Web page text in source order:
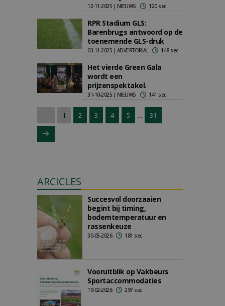
12-11-2025 | NIEUWS 120 sec
RPR Stadium GLS:
Barenbrugs antwoord op de
toenemende GLS-druk
03-11-2025 | ADVERTORIAL 148 sec
Het vierde Green Gala
wordt een
prijzenspektakel.
31-10-2025 | NIEUWS 141 sec
1 2 3 4 5 ... 31
ARCICLES
Succesvol doorzaaien
begint bij timing,
bodemtemperatuur en
rassenkeuze
30-05-2026 181 sec
Vooruitblik op Vakbeurs
Sportaccommodaties
19-02-2026 297 sec